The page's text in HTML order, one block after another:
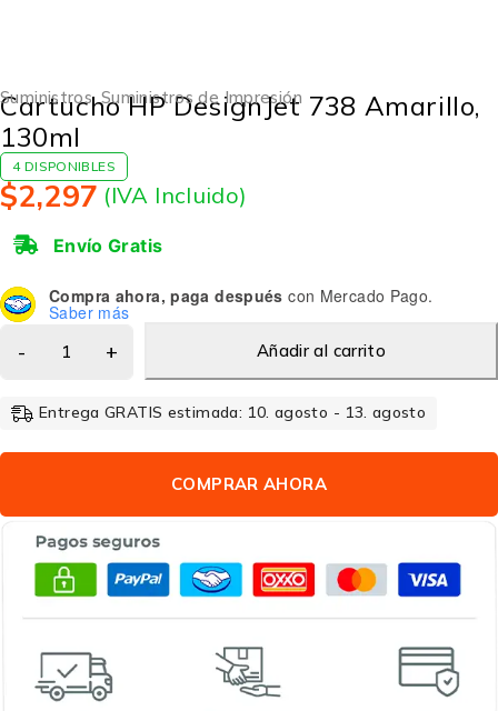
Suministros,Suministros de Impresión
Cartucho HP DesignJet 738 Amarillo,
130ml
4 DISPONIBLES
$2,297 (IVA Incluido)
Envío Gratis
Compra ahora, paga después con Mercado Pago.
Saber más
Añadir al carrito
Entrega GRATIS estimada: 10. agosto - 13. agosto
COMPRAR AHORA